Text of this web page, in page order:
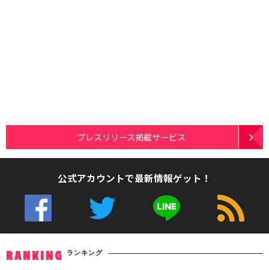
プレスリリース掲載サービス
公式アカウントで最新情報ゲット！
RANKING ランキング